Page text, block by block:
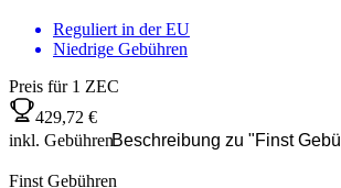
Reguliert in der EU
Niedrige Gebühren
Preis für 1 ZEC
429,72 €
inkl. GebührenBeschreibung zu "Finst
Finst Gebühren